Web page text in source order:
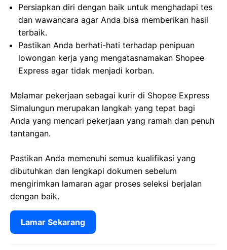
Persiapkan diri dengan baik untuk menghadapi tes
dan wawancara agar Anda bisa memberikan hasil
terbaik.
Pastikan Anda berhati-hati terhadap penipuan
lowongan kerja yang mengatasnamakan Shopee
Express agar tidak menjadi korban.
Melamar pekerjaan sebagai kurir di Shopee Express
Simalungun merupakan langkah yang tepat bagi
Anda yang mencari pekerjaan yang ramah dan penuh
tantangan.
Pastikan Anda memenuhi semua kualifikasi yang
dibutuhkan dan lengkapi dokumen sebelum
mengirimkan lamaran agar proses seleksi berjalan
dengan baik.
Lamar Sekarang